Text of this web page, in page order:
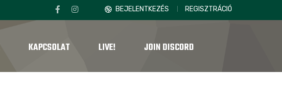
BEJELENTKEZÉS REGISZTRÁCIÓ
KAPCSOLAT LIVE! JOIN DISCORD